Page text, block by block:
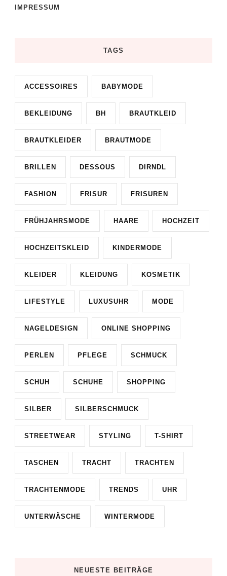
IMPRESSUM
TAGS
ACCESSOIRES BABYMODE
BEKLEIDUNG BH BRAUTKLEID
BRAUTKLEIDER BRAUTMODE
BRILLEN DESSOUS DIRNDL
FASHION FRISUR FRISUREN
FRÜHJAHRSMODE HAARE HOCHZEIT
HOCHZEITSKLEID KINDERMODE
KLEIDER KLEIDUNG KOSMETIK
LIFESTYLE LUXUSUHR MODE
NAGELDESIGN ONLINE SHOPPING
PERLEN PFLEGE SCHMUCK
SCHUH SCHUHE SHOPPING
SILBER SILBERSCHMUCK
STREETWEAR STYLING T-SHIRT
TASCHEN TRACHT TRACHTEN
TRACHTENMODE TRENDS UHR
UNTERWÄSCHE WINTERMODE
NEUESTE BEITRÄGE